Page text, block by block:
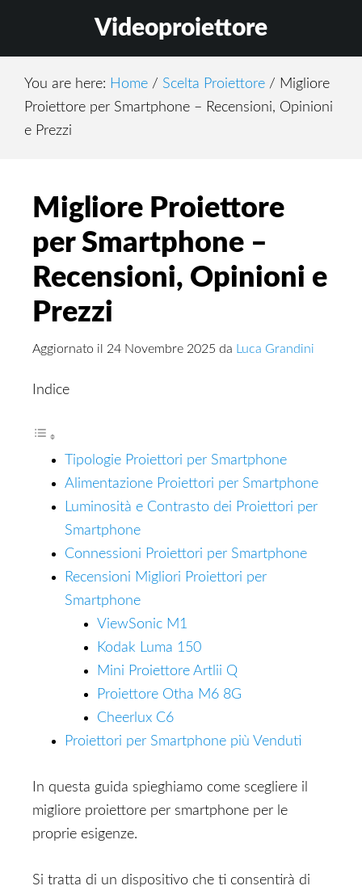
main
content
primary
sidebar
footer
Videoproiettore
You are here: Home / Scelta Proiettore / Migliore
Proiettore per Smartphone – Recensioni, Opinioni
e Prezzi
Migliore Proiettore
per Smartphone –
Recensioni, Opinioni e
Prezzi
Aggiornato il 24 Novembre 2025 da Luca Grandini
Indice
Tipologie Proiettori per Smartphone
Alimentazione Proiettori per Smartphone
Luminosità e Contrasto dei Proiettori per
Smartphone
Connessioni Proiettori per Smartphone
Recensioni Migliori Proiettori per
Smartphone
ViewSonic M1
Kodak Luma 150
Mini Proiettore Artlii Q
Proiettore Otha M6 8G
Cheerlux C6
Proiettori per Smartphone più Venduti
In questa guida spieghiamo come scegliere il
migliore proiettore per smartphone per le
proprie esigenze.
Si tratta di un dispositivo che ti consentirà di